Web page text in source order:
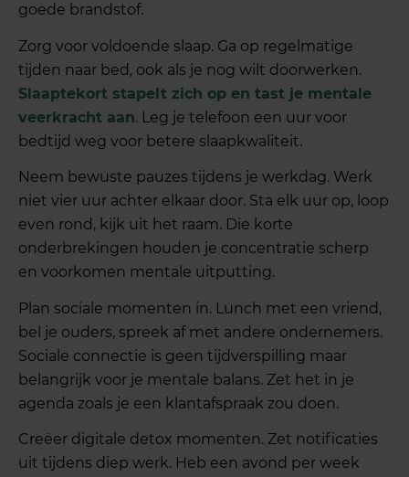
goede brandstof.
Zorg voor voldoende slaap. Ga op regelmatige
tijden naar bed, ook als je nog wilt doorwerken.
Slaaptekort stapelt zich op en tast je mentale
veerkracht aan. Leg je telefoon een uur voor
bedtijd weg voor betere slaapkwaliteit.
Neem bewuste pauzes tijdens je werkdag. Werk
niet vier uur achter elkaar door. Sta elk uur op, loop
even rond, kijk uit het raam. Die korte
onderbrekingen houden je concentratie scherp
en voorkomen mentale uitputting.
Plan sociale momenten in. Lunch met een vriend,
bel je ouders, spreek af met andere ondernemers.
Sociale connectie is geen tijdverspilling maar
belangrijk voor je mentale balans. Zet het in je
agenda zoals je een klantafspraak zou doen.
Creëer digitale detox momenten. Zet notificaties
uit tijdens diep werk. Heb een avond per week